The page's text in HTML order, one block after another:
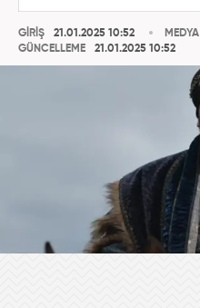
GİRİŞ
21.01.2025 10:52
GÜNCELLEME
21.01.2025 10:52
MEDYA